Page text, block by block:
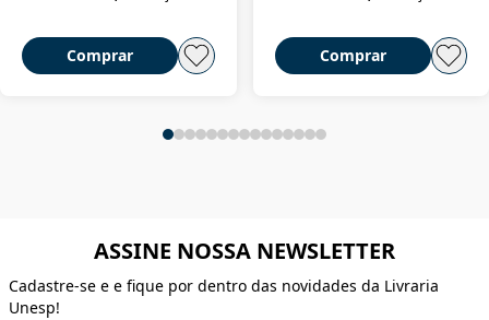
Comprar Comprar
ASSINE NOSSA NEWSLETTER
Cadastre-se e e fique por dentro das novidades da Livraria
Unesp!